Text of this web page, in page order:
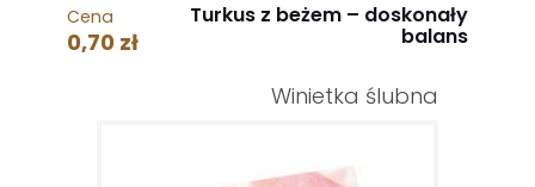
Cena
0,70 zł
Turkus z beżem – doskonały
balans
Winietka ślubna